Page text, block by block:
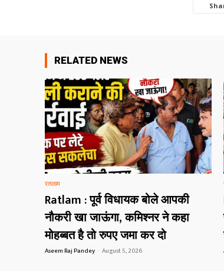
RELATED NEWS
रतलाम
Ratlam : पूर्व विधायक बोले आपकी
नौकरी खा जाऊंगा, कमिश्नर ने कहा
मोहब्बत है तो रुपए जमा कर दो
Aseem Raj Pandey - August 5, 2026